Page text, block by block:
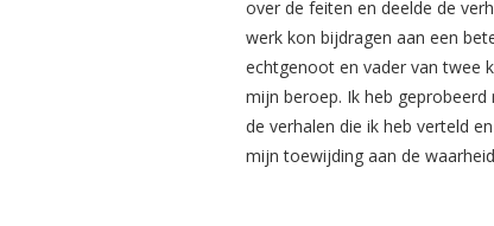
over de feiten en deelde de
werk kon bijdragen aan een
echtgenoot en vader van twee
mijn beroep. Ik heb
de verhalen die ik heb verteld
mijn toewijding aan de